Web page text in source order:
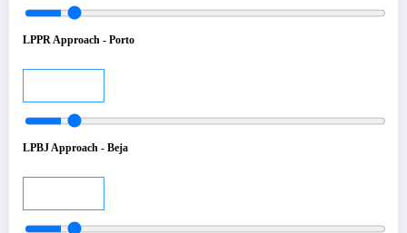
LPPR Approach - Porto
LPBJ Approach - Beja